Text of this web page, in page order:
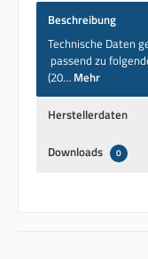
Beschreibung
Technische
passend zu
(20… Mehr
Herstellerdaten
Downloads 0